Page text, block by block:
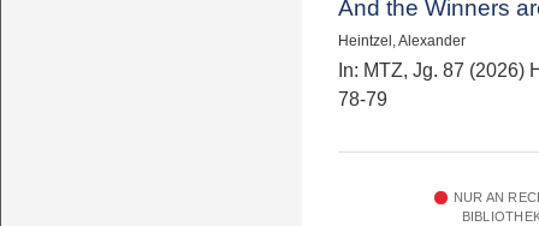
And the Winners
Heintzel, Alexander
In: MTZ, Jg. 87 (2026)
78-79
NUR AN